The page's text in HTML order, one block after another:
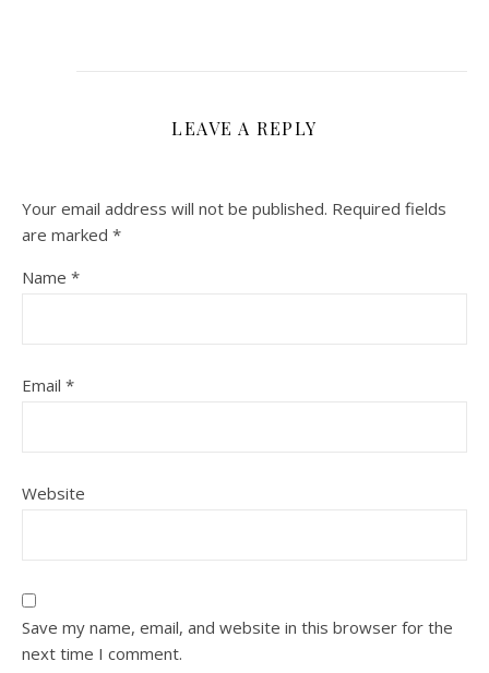
LEAVE A REPLY
Your email address will not be published. Required fields
are marked *
Name *
Email *
Website
Save my name, email, and website in this browser for the
next time I comment.